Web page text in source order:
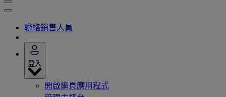
聯絡銷售人員
登入
開啟網頁應用程式